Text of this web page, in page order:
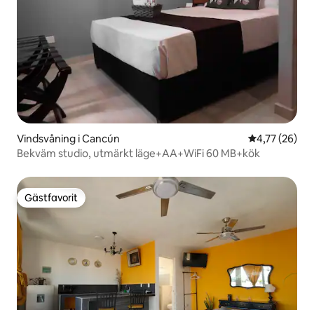
Vindsvåning i Cancún 4,77 av 5 i
4,77 (26)
Bekväm studio, utmärkt läge+AA+WiFi 60 MB+kök
Gästfavorit
Gästfavorit